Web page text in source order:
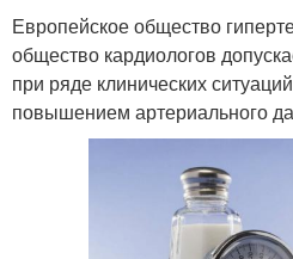
Европейское общество
общество кардиологов
при ряде клинических
повышением артериального